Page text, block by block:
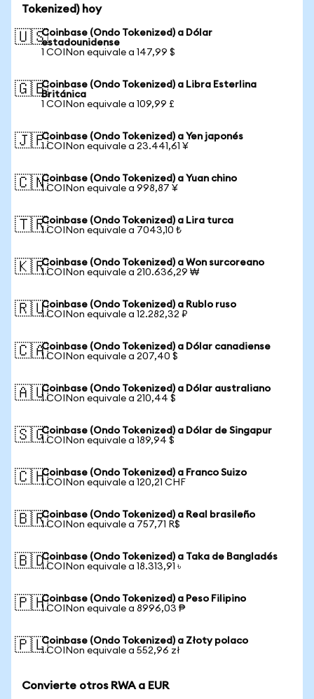
Tokenized) hoy
🇺🇸Coinbase (Ondo Tokenized) a Dólar
estadounidense
1 COINon equivale a 147,99 $
🇬🇧Coinbase (Ondo Tokenized) a Libra Esterlina
Británica
1 COINon equivale a 109,99 £
🇯🇵Coinbase (Ondo Tokenized) a Yen japonés
1 COINon equivale a 23.441,61 ¥
🇨🇳Coinbase (Ondo Tokenized) a Yuan chino
1 COINon equivale a 998,87 ¥
🇹🇷Coinbase (Ondo Tokenized) a Lira turca
1 COINon equivale a 7043,10 ₺
🇰🇷Coinbase (Ondo Tokenized) a Won surcoreano
1 COINon equivale a 210.636,29 ₩
🇷🇺Coinbase (Ondo Tokenized) a Rublo ruso
1 COINon equivale a 12.282,32 ₽
🇨🇦Coinbase (Ondo Tokenized) a Dólar canadiense
1 COINon equivale a 207,40 $
🇦🇺Coinbase (Ondo Tokenized) a Dólar australiano
1 COINon equivale a 210,44 $
🇸🇬Coinbase (Ondo Tokenized) a Dólar de Singapur
1 COINon equivale a 189,94 $
🇨🇭Coinbase (Ondo Tokenized) a Franco Suizo
1 COINon equivale a 120,21 CHF
🇧🇷Coinbase (Ondo Tokenized) a Real brasileño
1 COINon equivale a 757,71 R$
🇧🇩Coinbase (Ondo Tokenized) a Taka de Bangladés
1 COINon equivale a 18.313,91 ৳
🇵🇭Coinbase (Ondo Tokenized) a Peso Filipino
1 COINon equivale a 8996,03 ₱
🇵🇱Coinbase (Ondo Tokenized) a Złoty polaco
1 COINon equivale a 552,96 zł
Convierte otros RWA a EUR